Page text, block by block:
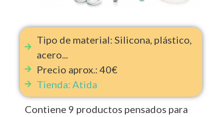
Tipo de material: Silicona, plástico,
acero...
Precio aprox.: 40€
Tienda: Atida
Contiene 9 productos pensados para